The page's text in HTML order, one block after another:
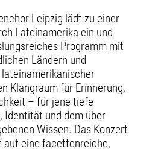
Leipzig lädt zu einer
Lateinamerika ein und
Programm mit
Ländern und
Klangraum für Erinnerung,
– für jene tiefe
Identität und dem über
Wissen. Das Konzert
auf eine facettenreiche,